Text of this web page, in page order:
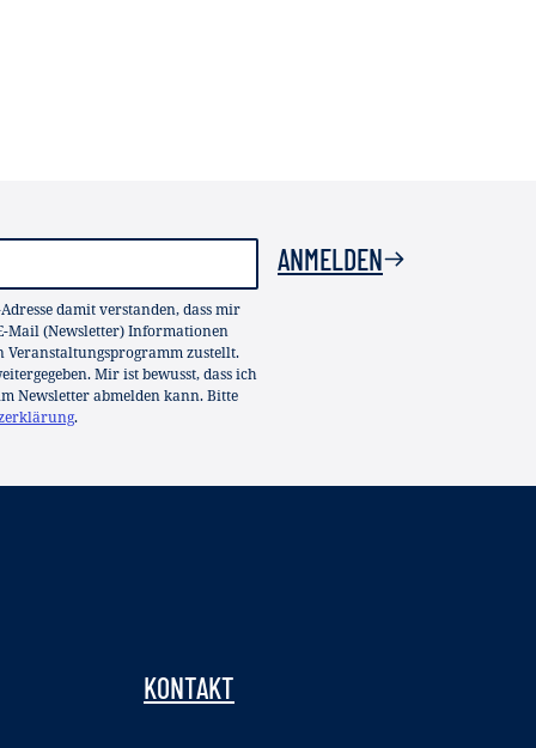
damit verstanden, dass mir
Mail (Newsletter) Informationen
Veranstaltungsprogramm zustellt.
Mir ist bewusst, dass ich
Newsletter abmelden kann. Bitte
.
ANMELDEN
KONTAKT